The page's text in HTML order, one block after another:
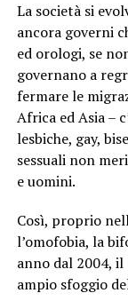
La società si
ancora governi
ed orologi, se
governano a
fermare le
Africa ed Asia –
lesbiche, gay,
sessuali non
e uomini.
Così, proprio
l’omofobia, la
anno dal 2004,
ampio sfoggio